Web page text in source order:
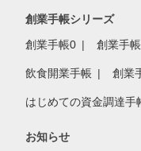
創業手帳シリーズ
創業手帳0 創業手帳
飲食開業手帳 創業
はじめての資金調達手
お知らせ